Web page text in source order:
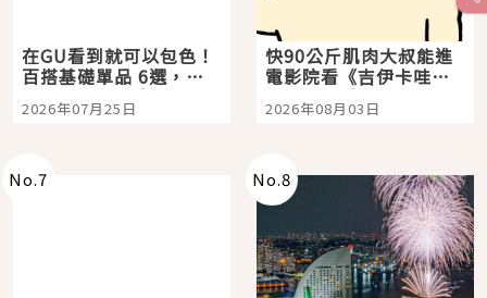
在GU看到就可以包色！
百搭基礎單品 6選，閉
眼全收也不心疼
2026年07月25日
快90公斤肌肉大叔能進
電影院看《吉伊卡哇》
嗎？日本重金屬樂團
「打首」會長與nagano
2026年08月03日
No.7 No.8